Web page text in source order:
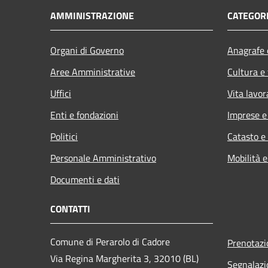
AMMINISTRAZIONE
Organi di Governo
Aree Amministrative
Uffici
Enti e fondazioni
Politici
Personale Amministrativo
Documenti e dati
Cultura
Vita
Imprese
Catasto
Mobilità
CONTATTI
Comune di Perarolo di Cadore
Via Regina Margherita 3, 32010 (BL)